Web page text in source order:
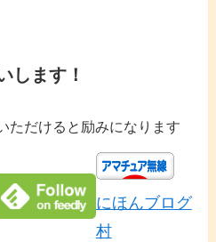
します！
ただけると励みになります
にほんブログ
村